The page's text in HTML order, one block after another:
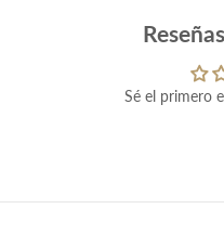
Sé el primero